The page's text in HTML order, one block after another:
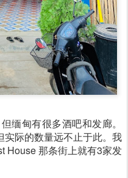
缅甸有很多酒吧和发廊。
际的数量远不止于此。我
House那条街上就有3家发